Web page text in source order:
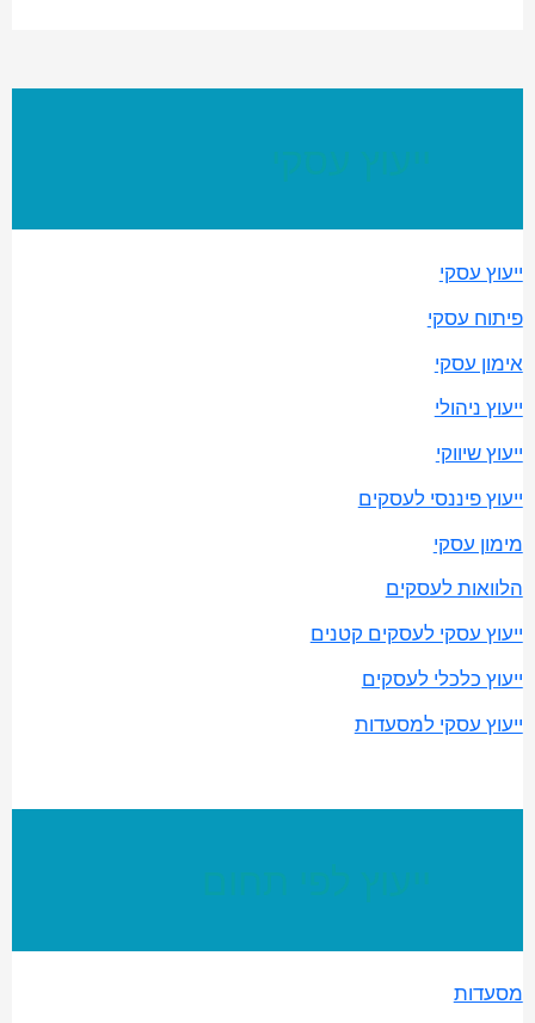
ייעוץ עסקי
פיתוח עסקי
אימון עסקי
ייעוץ ניהולי
ייעוץ שיווקי
ייעוץ פיננסי לעסקים
מימון עסקי
הלוואות לעסקים
ייעוץ עסקי לעסקים קטנים
ייעוץ כלכלי לעסקים
ייעוץ עסקי למסעדות
מסעדות